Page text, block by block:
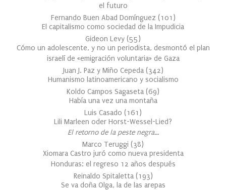
el futuro
Fernando Buen Abad Domínguez (101 )
El capitalismo como sociedad de la Impudicia
Gideon Levy (55)
Cómo un adolescente, y no un periodista, desmontó el plan
israelí de «emigración voluntaria» de Gaza
Juan J. Paz y Miño Cepeda (342)
Humanismo latinoamericano y socialismo
Koldo Campos Sagaseta (69)
Había una vez una montaña
Luis Casado (161 )
Lili Marleen oder Horst-Wessel-Lied?
El retorno de la peste negra…
Marco Teruggi (38)
Xiomara Castro juró como nueva presidenta
Honduras: el regreso 12 años después
Reinaldo Spitaletta (193)
Se va doña Olga, la de las arepas